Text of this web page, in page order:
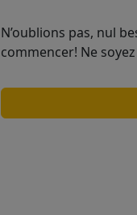
N’oublions pas, nul
commencer! Ne